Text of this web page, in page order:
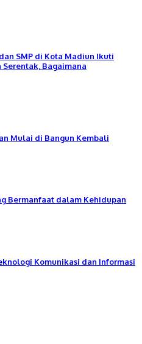
SMP di Kota Madiun Ikuti
Bagaimana
Mulai di Bangun Kembali
Bermanfaat dalam Kehidupan
Komunikasi dan Informasi